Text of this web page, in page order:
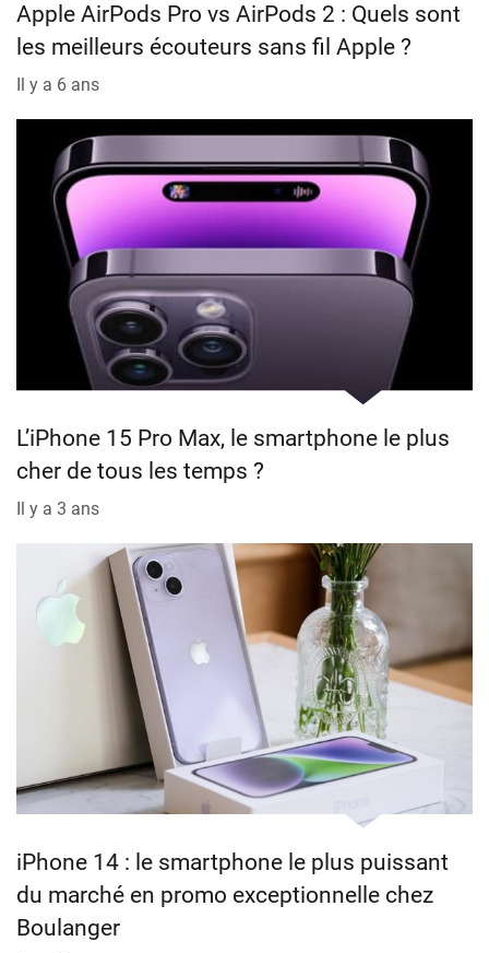
Apple AirPods Pro vs AirPods 2 : Quels sont
les meilleurs écouteurs sans fil Apple ?
Il y a 6 ans
L’iPhone 15 Pro Max, le smartphone le plus
cher de tous les temps ?
Il y a 3 ans
iPhone 14 : le smartphone le plus puissant
du marché en promo exceptionnelle chez
Boulanger